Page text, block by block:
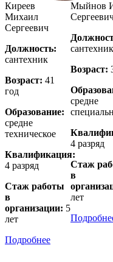
Киреев
Михаил
Сергеевич
Должность:
сантехник
Возраст: 41
год
Образование:
средне
техническое
Квалификация:
4 разряд
Стаж работы
в
организации: 5
лет
Подробнее
Мыйнов
сантехник
Возраст:
средне
4 разряд
Стаж
в
лет